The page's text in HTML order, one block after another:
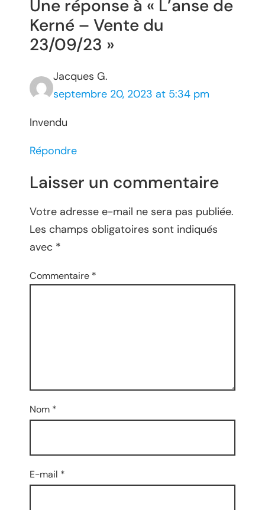
Une réponse à « L’anse de
Kerné – Vente du
23/09/23 »
Jacques G.
septembre 20, 2023 at 5:34 pm
Invendu
Répondre
Laisser un commentaire
Votre adresse e-mail ne sera pas publiée.
Les champs obligatoires sont indiqués
avec *
Commentaire *
Nom *
E-mail *